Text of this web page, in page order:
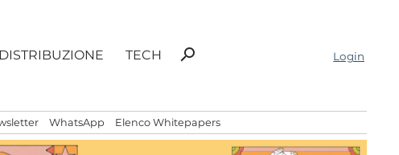
DISTRIBUZIONE TECH
Ricerca
search Login
WhatsApp Elenco Whitepapers